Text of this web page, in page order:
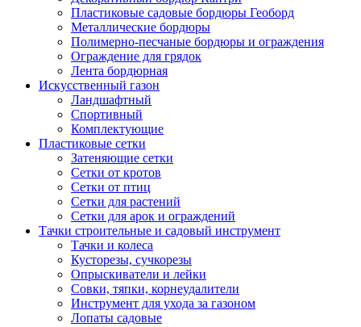
Пластиковые садовые бордюры Геоборд
Металлические бордюры
Полимерно-песчаные бордюры и ограждения
Ограждение для грядок
Лента бордюрная
Искусственный газон
Ландшафтный
Спортивный
Комплектующие
Пластиковые сетки
Затеняющие сетки
Сетки от кротов
Сетки от птиц
Сетки для растений
Сетки для арок и ограждений
Тачки строительные и садовый инструмент
Тачки и колеса
Кусторезы, сучкорезы
Опрыскиватели и лейки
Совки, тяпки, корнеудалители
Инструмент для ухода за газоном
Лопаты садовые